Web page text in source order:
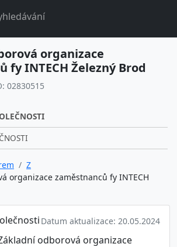
organizace
fy INTECH Železný Brod
02830515
Z
organizace zaměstnanců fy INTECH
Datum aktualizace: 20.05.2024
odborová organizace